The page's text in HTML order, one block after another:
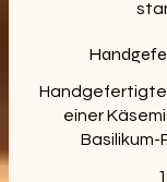
Handgefertigte
einer